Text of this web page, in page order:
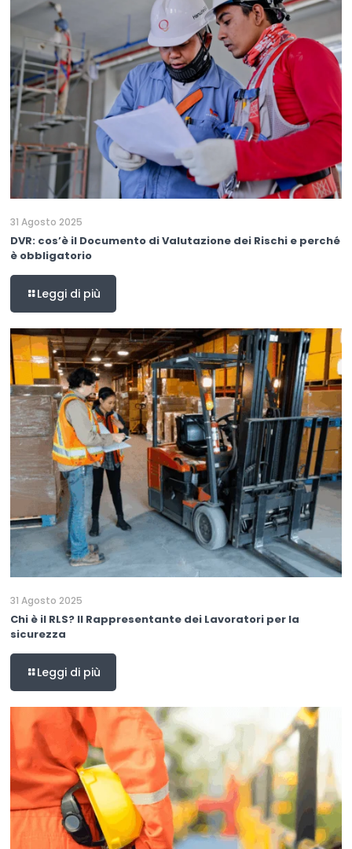
31 Agosto 2025
DVR: cos’è il Documento di Valutazione dei Rischi e perché
è obbligatorio
Leggi di più
31 Agosto 2025
Chi è il RLS? Il Rappresentante dei Lavoratori per la
sicurezza
Leggi di più